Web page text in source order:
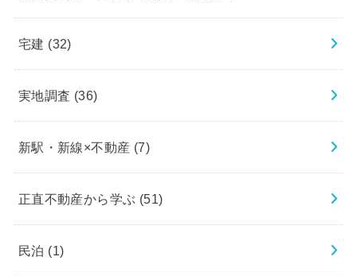
宅建 (32)
実地調査 (36)
新駅・新線×不動産 (7)
正直不動産から学ぶ (51)
民泊 (1)